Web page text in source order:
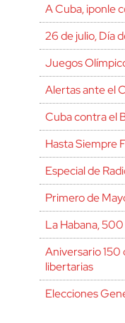
A Cuba, ¡ponle
26 de julio, Día
Juegos
Alertas ante el
Cuba contra el
Hasta Siempre
Especial de
Primero de
La Habana,
Aniversario 150
libertarias
Elecciones